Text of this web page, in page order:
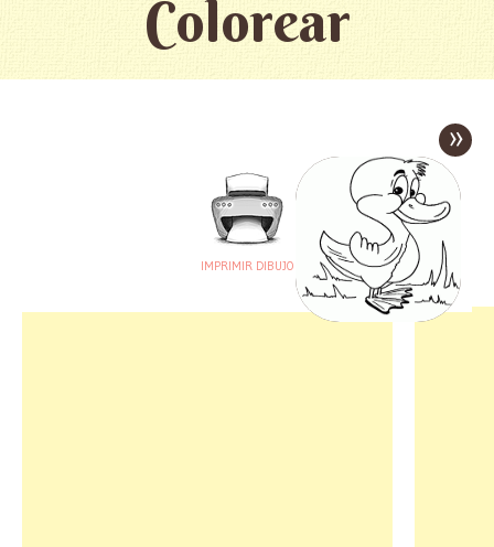
Colorear
IMPRIMIR DIBUJO
»